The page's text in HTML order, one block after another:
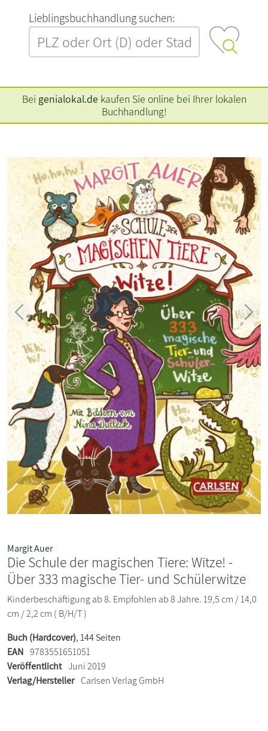
L‍i‍e‍b‍l‍i‍n‍g‍s‍b‍u‍c‍h‍h‍a‍n‍d‍l‍u‍n‍g‍ ‍s‍u‍c‍h‍e‍n‍:‍
Bei genialokal.de kaufen Sie online bei Ihrer lokalen
Buchhandlung!
Zurück
Margit Auer
Die Schule der magischen Tiere: Witze! -
Über 333 magische Tier- und Schülerwitze
Kinderbeschäftigung ab 8. Empfohlen ab 8 Jahre. 19,5 cm / 14,0
cm / 2,2 cm ( B/H/T )
Buch (Hardcover), 144 Seiten
EAN 9783551651051
Veröffentlicht Juni 2019
Verlag/Hersteller Carlsen Verlag GmbH